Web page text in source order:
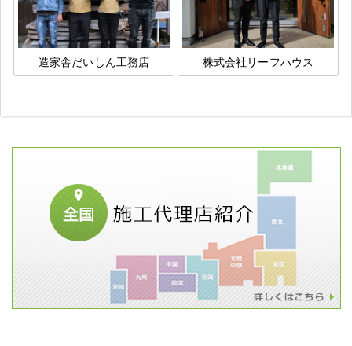
造家舎だいしん工務店 株式会社リーフハウス